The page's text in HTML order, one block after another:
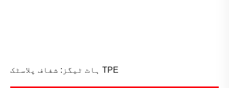
ہاٹ ٹیگز: شفاف پلاسٹک TPE